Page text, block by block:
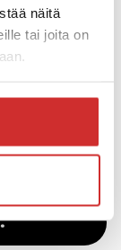
näitä
tai joita on
,Sua
hittiä hitin